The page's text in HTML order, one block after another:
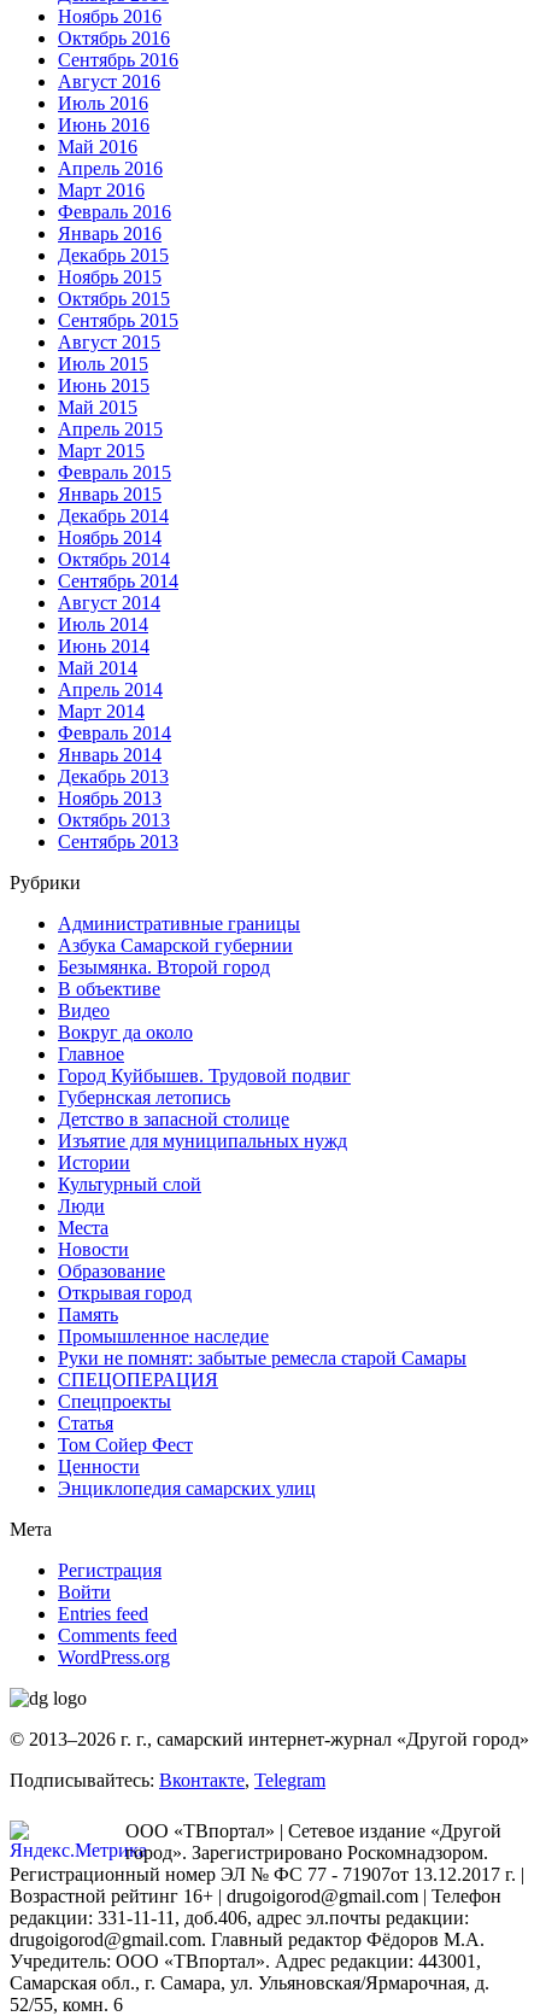
Ноябрь 2016
Октябрь 2016
Сентябрь 2016
Август 2016
Июль 2016
Июнь 2016
Май 2016
Апрель 2016
Март 2016
Февраль 2016
Январь 2016
Декабрь 2015
Ноябрь 2015
Октябрь 2015
Сентябрь 2015
Август 2015
Июль 2015
Июнь 2015
Май 2015
Апрель 2015
Март 2015
Февраль 2015
Январь 2015
Декабрь 2014
Ноябрь 2014
Октябрь 2014
Сентябрь 2014
Август 2014
Июль 2014
Июнь 2014
Май 2014
Апрель 2014
Март 2014
Февраль 2014
Январь 2014
Декабрь 2013
Ноябрь 2013
Октябрь 2013
Сентябрь 2013
Рубрики
Административные границы
Азбука Самарской губернии
Безымянка. Второй город
В объективе
Видео
Вокруг да около
Главное
Город Куйбышев. Трудовой подвиг
Губернская летопись
Детство в запасной столице
Изъятие для муниципальных нужд
Истории
Культурный слой
Люди
Места
Новости
Образование
Открывая город
Память
Промышленное наследие
Руки не помнят: забытые ремесла старой Самары
СПЕЦОПЕРАЦИЯ
Спецпроекты
Статья
Том Сойер Фест
Ценности
Энциклопедия самарских улиц
Мета
Регистрация
Войти
Entries feed
Comments feed
WordPress.org
© 2013–2026 г. г., самарский интернет-журнал «Другой город»
Подписывайтесь: Вконтакте, Telegram
ООО «ТВпортал» | Сетевое издание «Другой
город». Зарегистрировано Роскомнадзором.
Регистрационный номер ЭЛ № ФС 77 - 71907от 13.12.2017 г. |
Возрастной рейтинг 16+ | drugoigorod@gmail.com | Телефон
редакции: 331-11-11, доб.406, адрес эл.почты редакции:
drugoigorod@gmail.com. Главный редактор Фёдоров М.А.
Учредитель: ООО «ТВпортал». Адрес редакции: 443001,
Самарская обл., г. Самара, ул. Ульяновская/Ярмарочная, д.
52/55, комн. 6